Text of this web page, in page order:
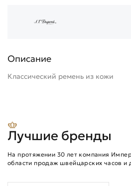
Описание
Классический ремень из кожи
Лучшие бренды
На протяжении 30 лет компания
области продаж швейцарских часов и